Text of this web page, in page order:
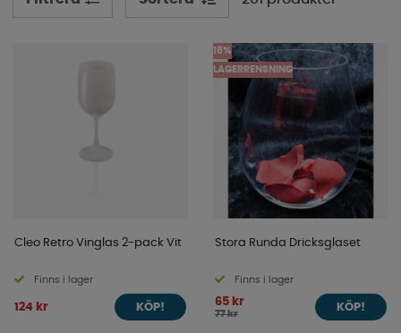
Cleo Retro Vinglas 2-pack Vit
Finns i lager
124 kr KÖP!
16%
LAGERRENSNING
Stora Runda Dricksglaset
Finns i lager
65 kr
77 kr
KÖP!